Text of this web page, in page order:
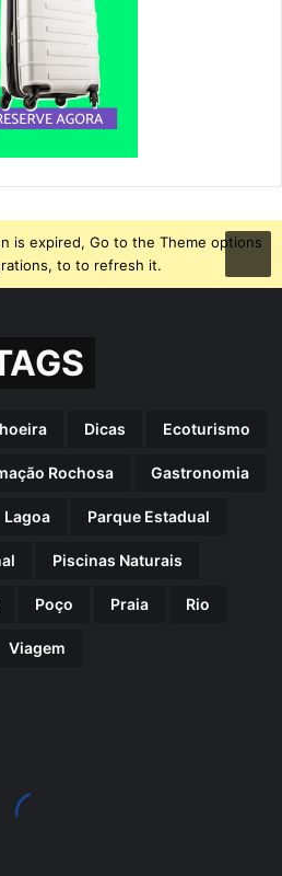
is expired, Go to the Theme options
to to refresh it.
Dicas Ecoturismo
Rochosa Gastronomia
Lagoa Parque Estadual
Piscinas Naturais
Poço Praia Rio
Viagem